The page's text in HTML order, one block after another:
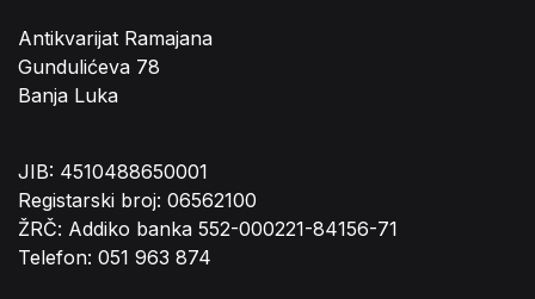
Antikvarijat Ramajana
Gundulićeva 78
Banja Luka
JIB: 4510488650001
Registarski broj: 06562100
ŽRČ: Addiko banka 552-000221-84156-71
Telefon: 051 963 874